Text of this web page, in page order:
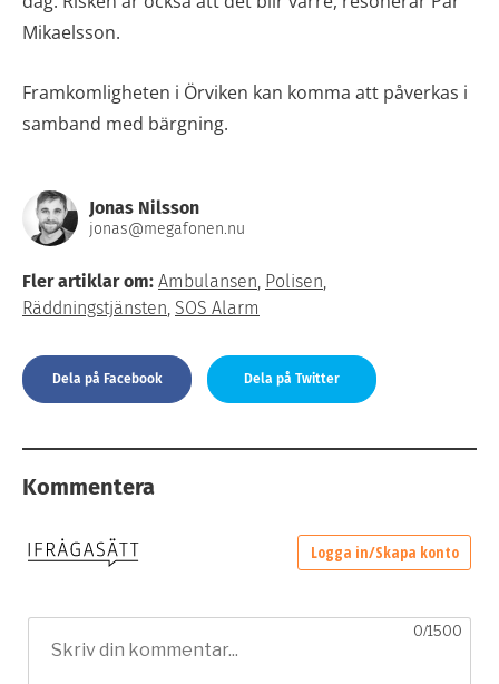
Mikaelsson.
Framkomligheten i Örviken kan komma att påverkas i
samband med bärgning.
Jonas Nilsson
jonas@megafonen.nu
Fler artiklar om: Ambulansen, Polisen,
Räddningstjänsten, SOS Alarm
Dela på Facebook Dela på Twitter
Kommentera